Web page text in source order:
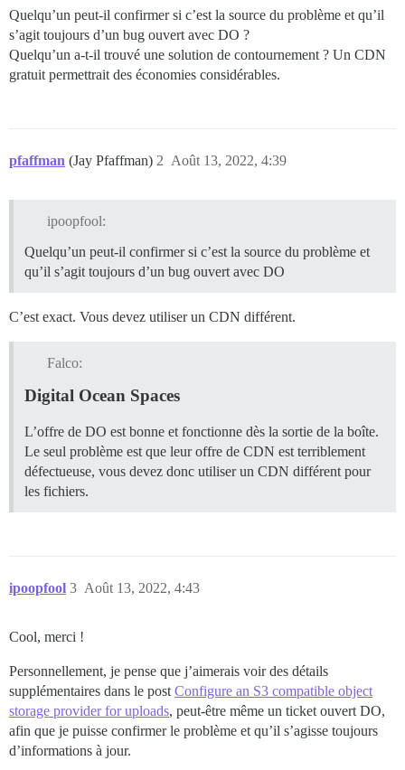
Quelqu’un peut-il confirmer si c’est la source du problème et qu’il
s’agit toujours d’un bug ouvert avec DO ?
Quelqu’un a-t-il trouvé une solution de contournement ? Un CDN
gratuit permettrait des économies considérables.
pfaffman (Jay Pfaffman) Août 13, 2022, 4:39
2
ipoopfool:
Quelqu’un peut-il confirmer si c’est la source du problème et
qu’il s’agit toujours d’un bug ouvert avec DO
C’est exact. Vous devez utiliser un CDN différent.
Falco:
Digital Ocean Spaces
L’offre de DO est bonne et fonctionne dès la sortie de la boîte.
Le seul problème est que leur offre de CDN est terriblement
défectueuse, vous devez donc utiliser un CDN différent pour
les fichiers.
ipoopfool Août 13, 2022, 4:43
3
Cool, merci !
Personnellement, je pense que j’aimerais voir des détails
supplémentaires dans le post Configure an S3 compatible object
storage provider for uploads, peut-être même un ticket ouvert DO,
afin que je puisse confirmer le problème et qu’il s’agisse toujours
d’informations à jour.